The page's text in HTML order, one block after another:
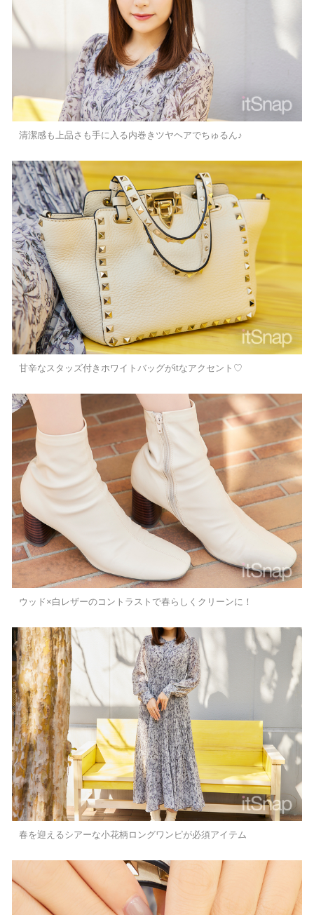
清潔感も上品さも手に入る内巻きツヤヘアでちゅるん♪
甘辛なスタッズ付きホワイトバッグがitなアクセント♡
ウッド×白レザーのコントラストで春らしくクリーンに！
春を迎えるシアーな小花柄ロングワンピが必須アイテム